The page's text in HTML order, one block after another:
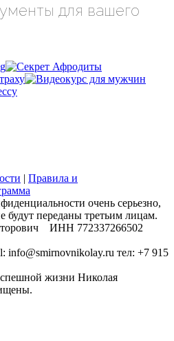
для вашего
| Правила и
очень серьезно,
будут переданы третьим лицам.
ИНН 772337266502
info@smirnovnikolay.ru тел: +7 915
жизни Николая